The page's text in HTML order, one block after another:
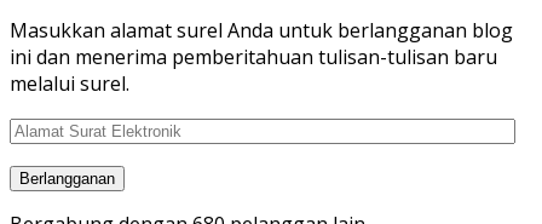
Masukkan alamat surel Anda untuk berlangganan blog
ini dan menerima pemberitahuan tulisan-tulisan baru
melalui surel.
Alamat
Elektronik
Berlangganan